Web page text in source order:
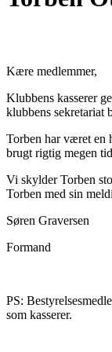
Kære medlemmer,
Klubbens kasserer
klubbens sekretariat
Torben har været en
brugt rigtig megen
Vi skylder Torben
Torben med sin
Søren Graversen
Formand
PS:
som kasserer.